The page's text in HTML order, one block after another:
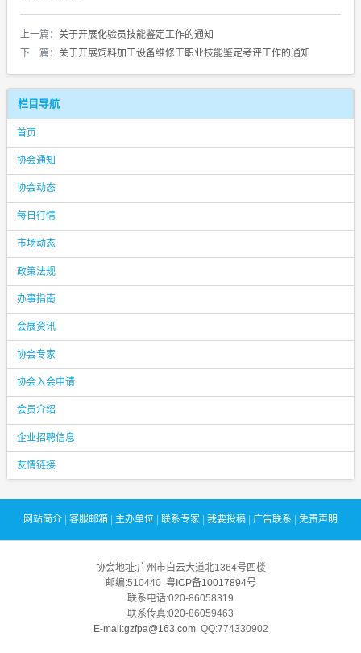
上一篇： 关于开展化验员技能鉴定工作的通知
下一篇： 关于开展饲料加工设备维修工职业技能鉴定考评工作的通知
栏目导航
首页
协会通知
协会动态
每日行情
市场动态
政策法规
办事指南
会展资讯
协会专家
协会入会申请
会员介绍
企业招聘信息
友情链接
网站简介 客服邮箱 主办单位 联系专家 我要投稿 广告联系 免责声明
协会地址:广州市白云大道北1364号四楼
邮编:510440 粤ICP备10017894号
联系电话:020-86058319
联系传真:020-86059463
E-mail:gzfpa@163.comQQ:774330902